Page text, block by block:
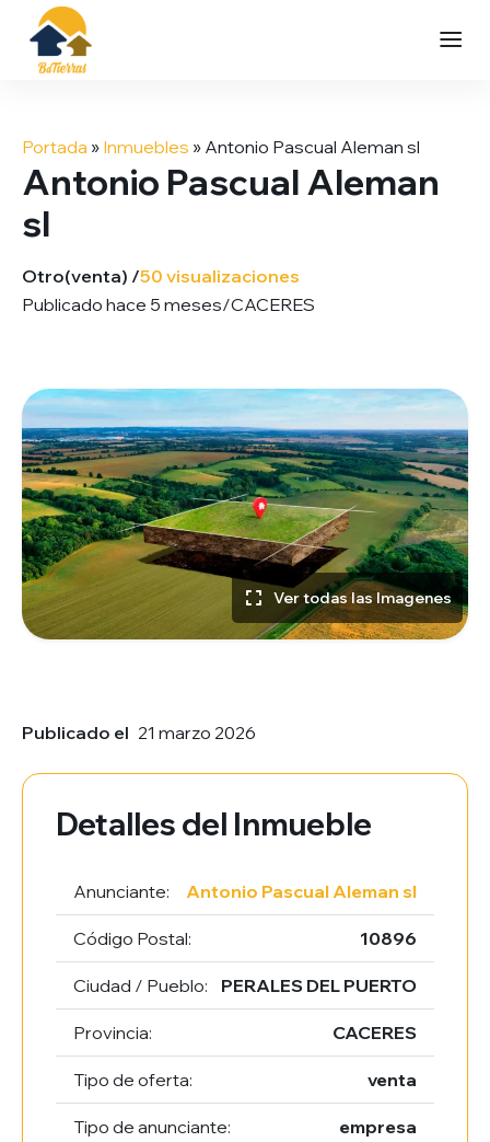
contenido
Portada » Inmuebles » Antonio Pascual Aleman sl
Antonio Pascual Aleman
sl
Otro(venta) /50 visualizaciones
Publicado hace 5 meses/CACERES
Ver todas las Imagenes
Publicado el 21 marzo 2026
Detalles del Inmueble
Anunciante: Antonio Pascual Aleman sl
Código Postal: 10896
Ciudad / Pueblo: PERALES DEL PUERTO
Provincia: CACERES
Tipo de oferta: venta
Tipo de anunciante: empresa